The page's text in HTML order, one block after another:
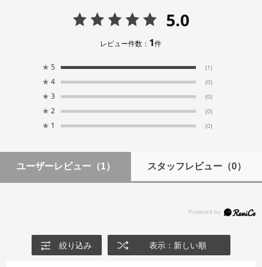
5.0
レビュー件数： 1件
★ 5 (1)
★ 4 (0)
★ 3 (0)
★ 2 (0)
★ 1 (0)
ユーザーレビュー （1） スタッフレビュー（0）
絞り込み 表示：新しい順